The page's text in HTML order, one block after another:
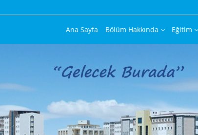
Ana Sayfa Bölüm Hakkında Eğitim